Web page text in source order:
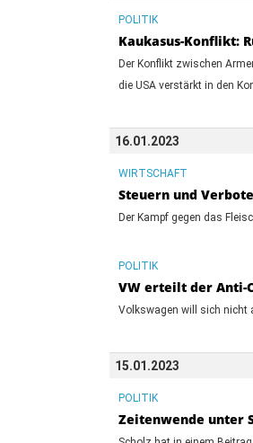
POLITIK
Kaukasus-Konflikt:
Der Konflikt zwischen
die USA verstärkt in den
16.01.2023
WIRTSCHAFT
Steuern und
Der Kampf gegen das
POLITIK
VW erteilt der Anti-
Volkswagen will sich nicht
15.01.2023
POLITIK
Zeitenwende unter